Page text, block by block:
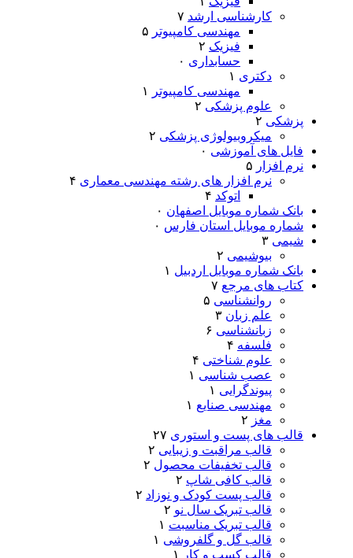
کارشناسی ارشد ۷
مهندسی کامپیوتر ۵
فیزیک ۲
حسابداری ۰
دکتری ۱
مهندسی کامپیوتر
۱
علوم پزشکی ۲
پزشکی ۲
میکروبیولوژی پزشکی ۲
فایل های آموزشی ۰
نرم افزار ۵
نرم افزار های رشته مهندسی معماری ۴
اتوکد ۴
بانک شماره موبایل اصفهان ۰
شماره موبایل استان فارس ۰
شیمی ۳
بیوشیمی ۲
بانک شماره موبایل اردبیل ۱
کتاب های مرجع ۷
روانشناسی ۵
علم زبان ۳
زبانشناسی ۶
فلسفه ۴
علوم شناختی ۴
عصب شناسی ۱
پیوندگرایی ۱
مهندسی صنایع ۱
مغز ۲
قالب های پست و استوری ۲۷
قالب مراقبت و زیبایی ۲
قالب تخفیفات محصول ۲
قالب کافی شاپ ۲
قالب پست کودک و نوزاد ۲
قالب تبریک سال نو ۲
قالب تبریک مناسبت ۱
قالب گل و گلفروشی ۱
قالب کسب و کار
۱